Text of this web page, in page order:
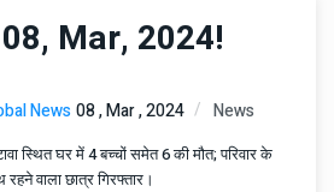
Mar, 2024!
News08 , Mar , 2024 News
स्थित घर में 4 बच्चों समेत 6 की मौत; परिवार के
रहने वाला छात्र गिरफ्तार।